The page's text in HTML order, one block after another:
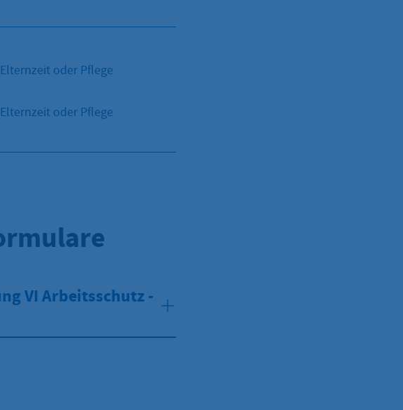
oder Pflege
oder Pflege
VI Arbeitsschutz -